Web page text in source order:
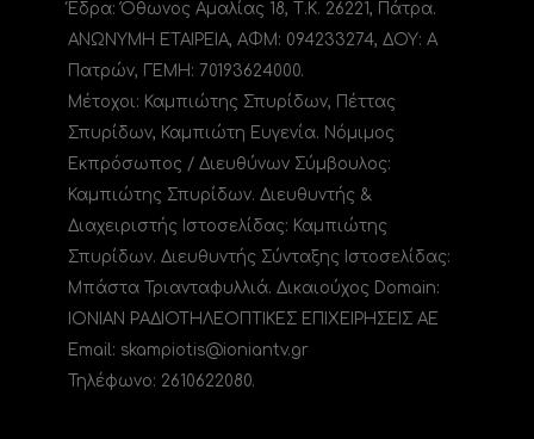
Έδρα: Όθωνος Αμαλίας 18, Τ.Κ. 26221, Πάτρα.
ΑΝΩΝΥΜΗ ΕΤΑΙΡΕΙΑ, ΑΦΜ: 094233274, ΔΟΥ: A
Πατρών, ΓΕΜΗ: 70193624000.
Μέτοχοι: Καμπιώτης Σπυρίδων, Πέττας
Σπυρίδων, Καμπιώτη Ευγενία. Νόμιμος
Εκπρόσωπος / Διευθύνων Σύμβουλος:
Καμπιώτης Σπυρίδων. Διευθυντής &
Διαχειριστής Ιστοσελίδας: Καμπιώτης
Σπυρίδων. Διευθυντής Σύνταξης Ιστοσελίδας:
Μπάστα Τριανταφυλλιά. Δικαιούχος Domain:
ΙΟΝΙΑΝ ΡΑΔΙΟΤΗΛΕΟΠΤΙΚΕΣ ΕΠΙΧΕΙΡΗΣΕΙΣ ΑΕ
Email: skampiotis@ioniantv.gr
Τηλέφωνο: 2610622080.